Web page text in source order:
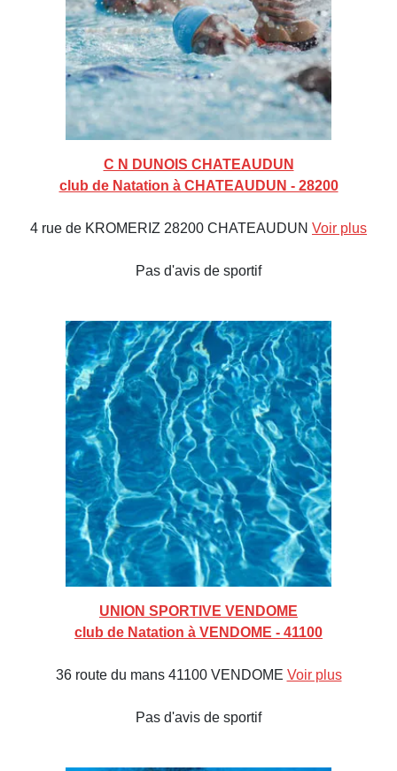
C N DUNOIS CHATEAUDUN
club de Natation à CHATEAUDUN - 28200
4 rue de KROMERIZ 28200 CHATEAUDUN Voir plus
Pas d'avis de sportif
UNION SPORTIVE VENDOME
club de Natation à VENDOME - 41100
36 route du mans 41100 VENDOME Voir plus
Pas d'avis de sportif